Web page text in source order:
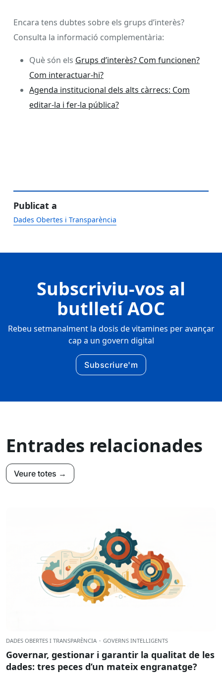
Encara tens dubtes sobre els grups d’interès?
Consulta la informació complementària:
Què són els Grups d’interès? Com funcionen?
Com interactuar-hi?
Agenda institucional dels alts càrrecs: Com
editar-la i fer-la pública?
Publicat a
Dades Obertes i Transparència
Subscriviu-vos al
butlletí AOC
Rebeu setmanalment la dosis de vitamines per avançar
cap a un govern digital
Subscriure'm
Entrades relacionades
Veure totes →
DADES OBERTES I TRANSPARÈNCIA · GOVERNS INTEL·LIGENTS
Governar, gestionar i garantir la qualitat de les
dades: tres peces d’un mateix engranatge?